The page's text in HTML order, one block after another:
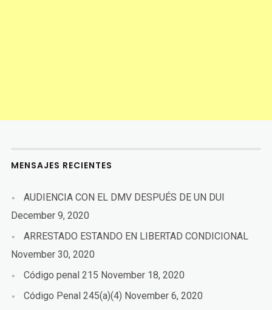
MENSAJES RECIENTES
AUDIENCIA CON EL DMV DESPUÉS DE UN DUI
December 9, 2020
ARRESTADO ESTANDO EN LIBERTAD CONDICIONAL
November 30, 2020
Código penal 215 November 18, 2020
Código Penal 245(a)(4) November 6, 2020